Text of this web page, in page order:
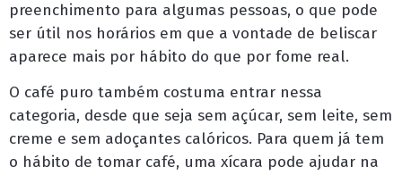
preenchimento para algumas pessoas, o que pode
ser útil nos horários em que a vontade de beliscar
aparece mais por hábito do que por fome real.
O café puro também costuma entrar nessa
categoria, desde que seja sem açúcar, sem leite, sem
creme e sem adoçantes calóricos. Para quem já tem
o hábito de tomar café, uma xícara pode ajudar na